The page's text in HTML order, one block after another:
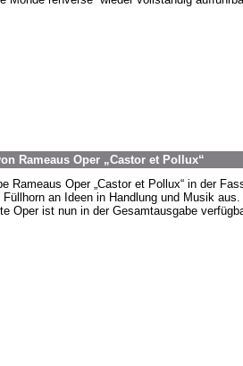
Rameaus Oper „Castor et Pollux“
Rameaus Oper „Castor et Pollux“ in der
an Ideen in Handlung und Musik aus.
Oper ist nun in der Gesamtausgabe